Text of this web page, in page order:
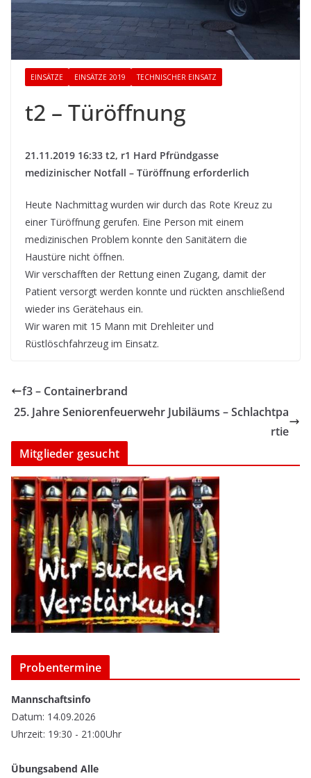
EINSÄTZE EINSÄTZE 2019 TECHNISCHER EINSATZ
t2 – Türöffnung
21.11.2019 16:33 t2, r1 Hard Pfründgasse
medizinischer Notfall – Türöffnung erforderlich
Heute Nachmittag wurden wir durch das Rote Kreuz zu
einer Türöffnung gerufen. Eine Person mit einem
medizinischen Problem konnte den Sanitätern die
Haustüre nicht öffnen.
Wir verschafften der Rettung einen Zugang, damit der
Patient versorgt werden konnte und rückten anschließend
wieder ins Gerätehaus ein.
Wir waren mit 15 Mann mit Drehleiter und
Rüstlöschfahrzeug im Einsatz.
f3 – Containerbrand
25. Jahre Seniorenfeuerwehr Jubiläums – Schlachtpa
rtie
Mitglieder gesucht
Probentermine
Mannschaftsinfo
Datum: 14.09.2026
Uhrzeit: 19:30 - 21:00Uhr
Übungsabend Alle